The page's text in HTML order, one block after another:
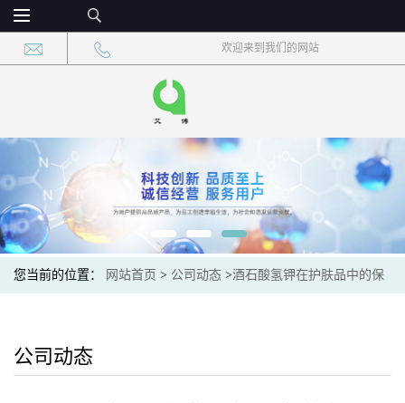
欢迎来到我们的网站
您当前的位置： 网站首页 > 公司动态 >酒石酸氢钾在护肤品中的保
公司动态